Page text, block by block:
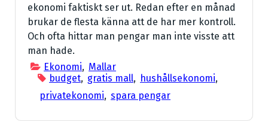
ekonomi faktiskt ser ut. Redan efter en månad
brukar de flesta känna att de har mer kontroll.
Och ofta hittar man pengar man inte visste att
man hade.
Ekonomi, Mallar
budget, gratis mall, hushållsekonomi,
privatekonomi, spara pengar